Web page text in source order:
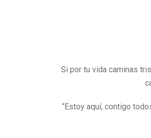
Si por tu vida caminas
“Estoy aquí, contigo